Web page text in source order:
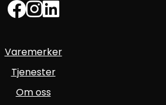
Varemerker
Tjenester
Om oss